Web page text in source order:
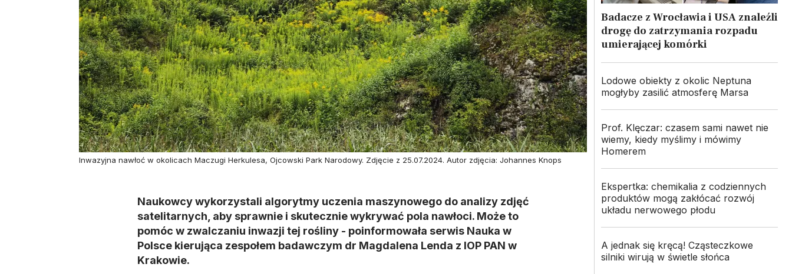
Inwazyjna nawłoć w okolicach Maczugi Herkulesa, Ojcowski Park Narodowy. Zdjęcie z 25.07.2024. Autor zdjęcia: Johannes Knops
Naukowcy wykorzystali algorytmy uczenia maszynowego do analizy zdjęć
satelitarnych, aby sprawnie i skutecznie wykrywać pola nawłoci. Może to
pomóc w zwalczaniu inwazji tej rośliny - poinformowała serwis Nauka w
Polsce kierująca zespołem badawczym dr Magdalena Lenda z IOP PAN w
Krakowie.
Badacze z Wrocławia i USA znaleźli
drogę do zatrzymania rozpadu
umierającej komórki
Lodowe obiekty z okolic Neptuna
mogłyby zasilić atmosferę Marsa
Prof. Klęczar: czasem sami nawet nie
wiemy, kiedy myślimy i mówimy
Homerem
Ekspertka: chemikalia z codziennych
produktów mogą zakłócać rozwój
układu nerwowego płodu
A jednak się kręcą! Cząsteczkowe
silniki wirują w świetle słońca